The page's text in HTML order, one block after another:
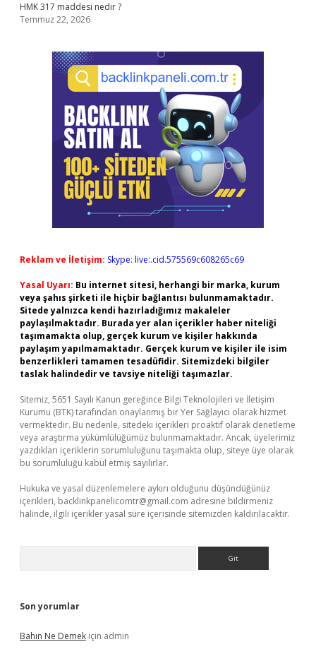
HMK 317 maddesi nedir ?
Temmuz 22, 2026
Reklam ve İletişim: Skype: live:.cid.575569c608265c69
Yasal Uyarı: Bu internet sitesi, herhangi bir marka, kurum
veya şahıs şirketi ile hiçbir bağlantısı bulunmamaktadır.
Sitede yalnızca kendi hazırladığımız makaleler
paylaşılmaktadır. Burada yer alan içerikler haber niteliği
taşımamakta olup, gerçek kurum ve kişiler hakkında
paylaşım yapılmamaktadır. Gerçek kurum ve kişiler ile isim
benzerlikleri tamamen tesadüfidir. Sitemizdeki bilgiler
taslak halindedir ve tavsiye niteliği taşımazlar.
Sitemiz, 5651 Sayılı Kanun gereğince Bilgi Teknolojileri ve İletişim
Kurumu (BTK) tarafından onaylanmış bir Yer Sağlayıcı olarak hizmet
vermektedir. Bu nedenle, sitedeki içerikleri proaktif olarak denetleme
veya araştırma yükümlülüğümüz bulunmamaktadır. Ancak, üyelerimiz
yazdıkları içeriklerin sorumluluğunu taşımakta olup, siteye üye olarak
bu sorumluluğu kabul etmiş sayılırlar.
Hukuka ve yasal düzenlemelere aykırı olduğunu düşündüğünüz
içerikleri, backlinkpanelicomtr@gmail.com adresine bildirmeniz
halinde, ilgili içerikler yasal süre içerisinde sitemizden kaldırılacaktır.
Son yorumlar
Bahın Ne Demek için admin